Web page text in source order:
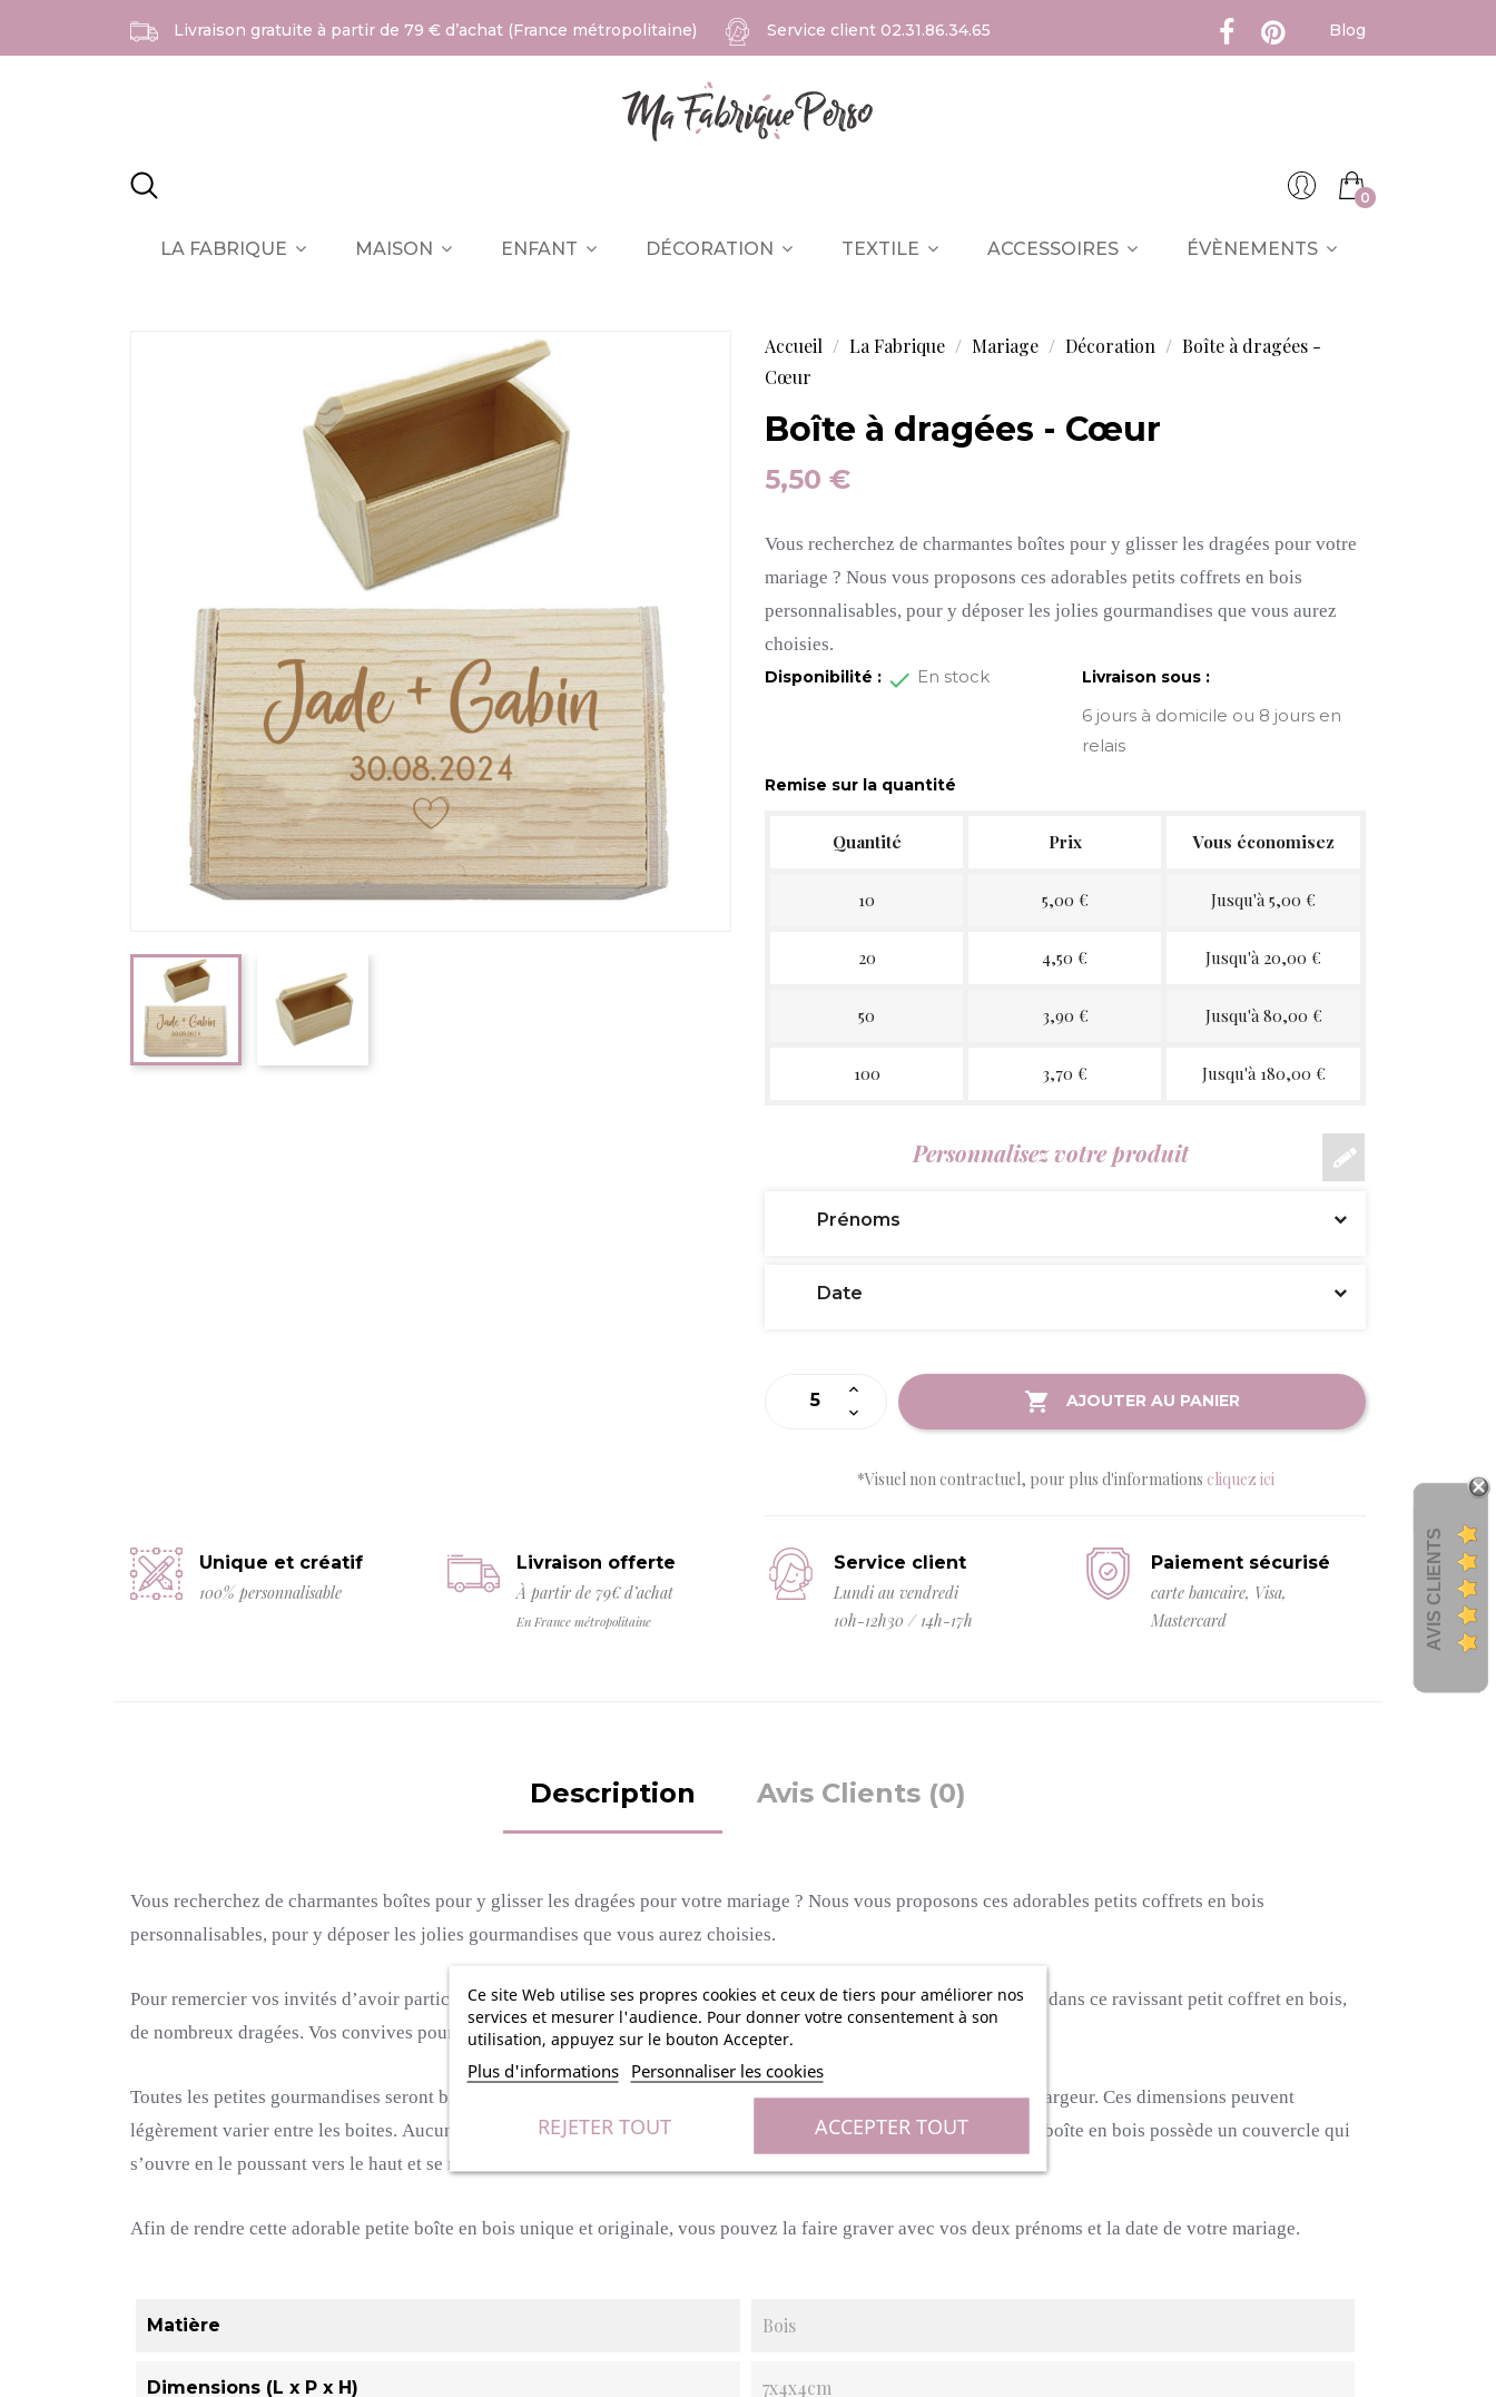
Livraison gratuite à partir de 79 € d’achat (France métropolitaine) Service client 02.31.86.34.65 Blog
0
Ce site Web utilise ses propres cookies et ceux de tiers pour améliorer nos
services et mesurer l'audience. Pour donner votre consentement à son
utilisation, appuyez sur le bouton Accepter.
Plus d'informations Personnaliser les cookies
REJETER TOUT ACCEPTER TOUT
LA FABRIQUE MAISON ENFANT DÉCORATION TEXTILE ACCESSOIRES ÉVÈNEMENTS
Accueil La Fabrique Mariage Décoration
Boîte à dragées -
Cœur
Boîte à dragées - Cœur
5,50 €
Vous recherchez de charmantes boîtes pour y glisser les dragées pour votre
mariage ? Nous vous proposons ces adorables petits coffrets en bois
personnalisables, pour y déposer les jolies gourmandises que vous aurez
choisies.
Disponibilité : En stock Livraison sous :
6 jours à domicile ou 8 jours en
relais
Remise sur la quantité
Quantité Prix Vous économisez
10 5,00 € Jusqu'à 5,00 €
20 4,50 € Jusqu'à 20,00 €
50 3,90 € Jusqu'à 80,00 €
100 3,70 € Jusqu'à 180,00 €
Personnalisez votre produit
Prénoms
Date
AJOUTER AU PANIER
*Visuel non contractuel, pour plus d'informations cliquez ici
Unique et créatif
100% personnalisable
Livraison offerte
À partir de 79€ d’achat
En France métropolitaine
Service client
Lundi au vendredi
10h-12h30 / 14h-17h
Paiement sécurisé
carte bancaire, Visa,
Mastercard
Description Avis Clients (0)
Vous recherchez de charmantes boîtes pour y glisser les dragées pour votre mariage ? Nous vous proposons ces adorables petits coffrets en bois
personnalisables, pour y déposer les jolies gourmandises que vous aurez choisies.
Pour remercier vos invités d’avoir participé à cette journée si particulière qu’est votre mariage, vous pourrez glisser dans ce ravissant petit coffret en bois,
de nombreux dragées. Vos convives pourront rentrer chez eux avec un adorable souvenir de cette superbe journée.
Toutes les petites gourmandises seront bien gardées à l’intérieur de ce petit coffre de 7 cm de longueur sur 4 cm de largeur. Ces dimensions peuvent
légèrement varier entre les boites. Aucun risque pour vos invités d’égarer les dragées en rentrant chez eux, la petite boîte en bois possède un couvercle qui
s’ouvre en le poussant vers le haut et se referme en faisant le mouvement inverse.
Afin de rendre cette adorable petite boîte en bois unique et originale, vous pouvez la faire graver avec vos deux prénoms et la date de votre mariage.
Matière Bois
Dimensions (L x P x H) 7x4x4cm
AVIS CLIENTS